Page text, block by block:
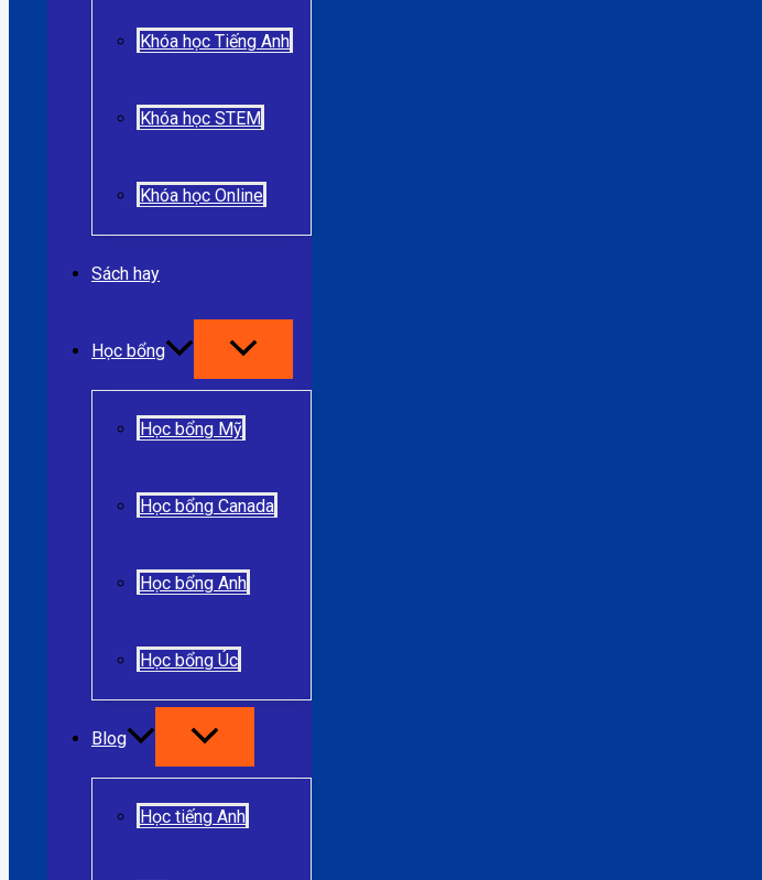
Khóa học Tiếng Anh
Khóa học STEM
Khóa học Online
Sách hay
Học bổng
Học bổng Mỹ
Học bổng Canada
Học bổng Anh
Học bổng Úc
Blog
Học tiếng Anh